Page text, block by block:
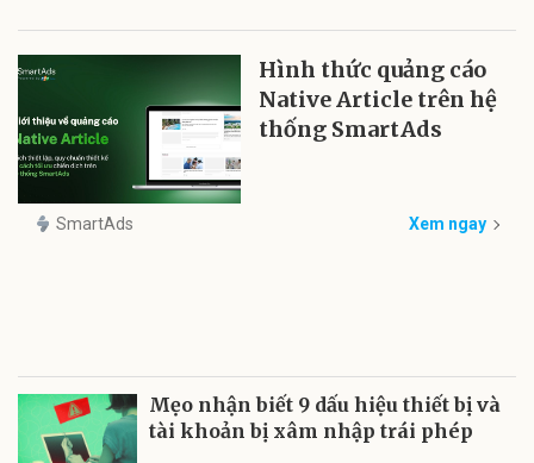
Hình thức quảng cáo
Native Article trên hệ
thống SmartAds
SmartAds Xem ngay
Mẹo nhận biết 9 dấu hiệu thiết bị và
tài khoản bị xâm nhập trái phép